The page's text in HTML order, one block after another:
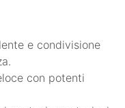
e condivisione
con potenti